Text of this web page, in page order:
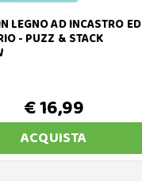
LEGNO AD INCASTRO ED
- PUZZ & STACK
€ 16,99
ACQUISTA